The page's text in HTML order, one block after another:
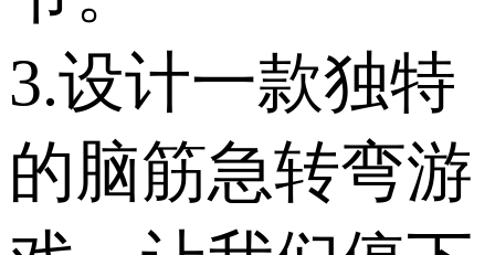
3.设计一款独特
的脑筋急转弯游